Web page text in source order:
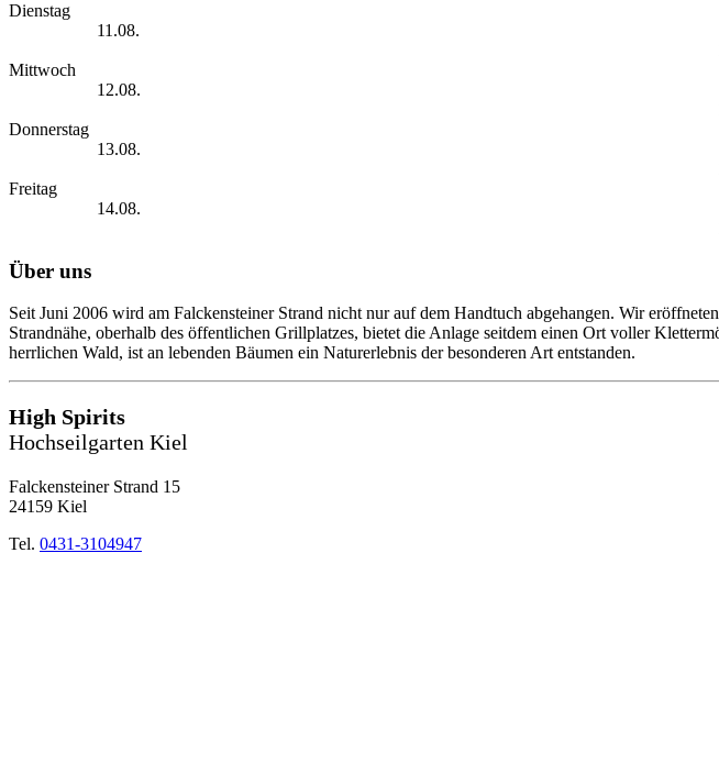
Dienstag
11.08.
Mittwoch
12.08.
Donnerstag
13.08.
Freitag
14.08.
Über uns
Seit Juni 2006 wird am Falckensteiner Strand nicht nur auf dem Handtuch abgehangen. Wir
Strandnähe, oberhalb des öffentlichen Grillplatzes, bietet die Anlage seitdem einen Ort voller
herrlichen Wald, ist an lebenden Bäumen ein Naturerlebnis der besonderen Art entstanden.
High Spirits
Hochseilgarten Kiel
Falckensteiner Strand 15
24159 Kiel
Tel. 0431-3104947